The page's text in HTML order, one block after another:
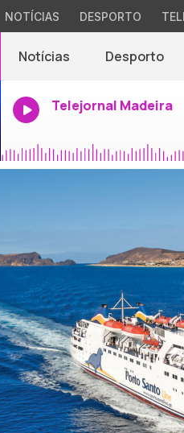
NOTÍCIAS DESPORTO
Notícias Desporto
Telejornal Madeira